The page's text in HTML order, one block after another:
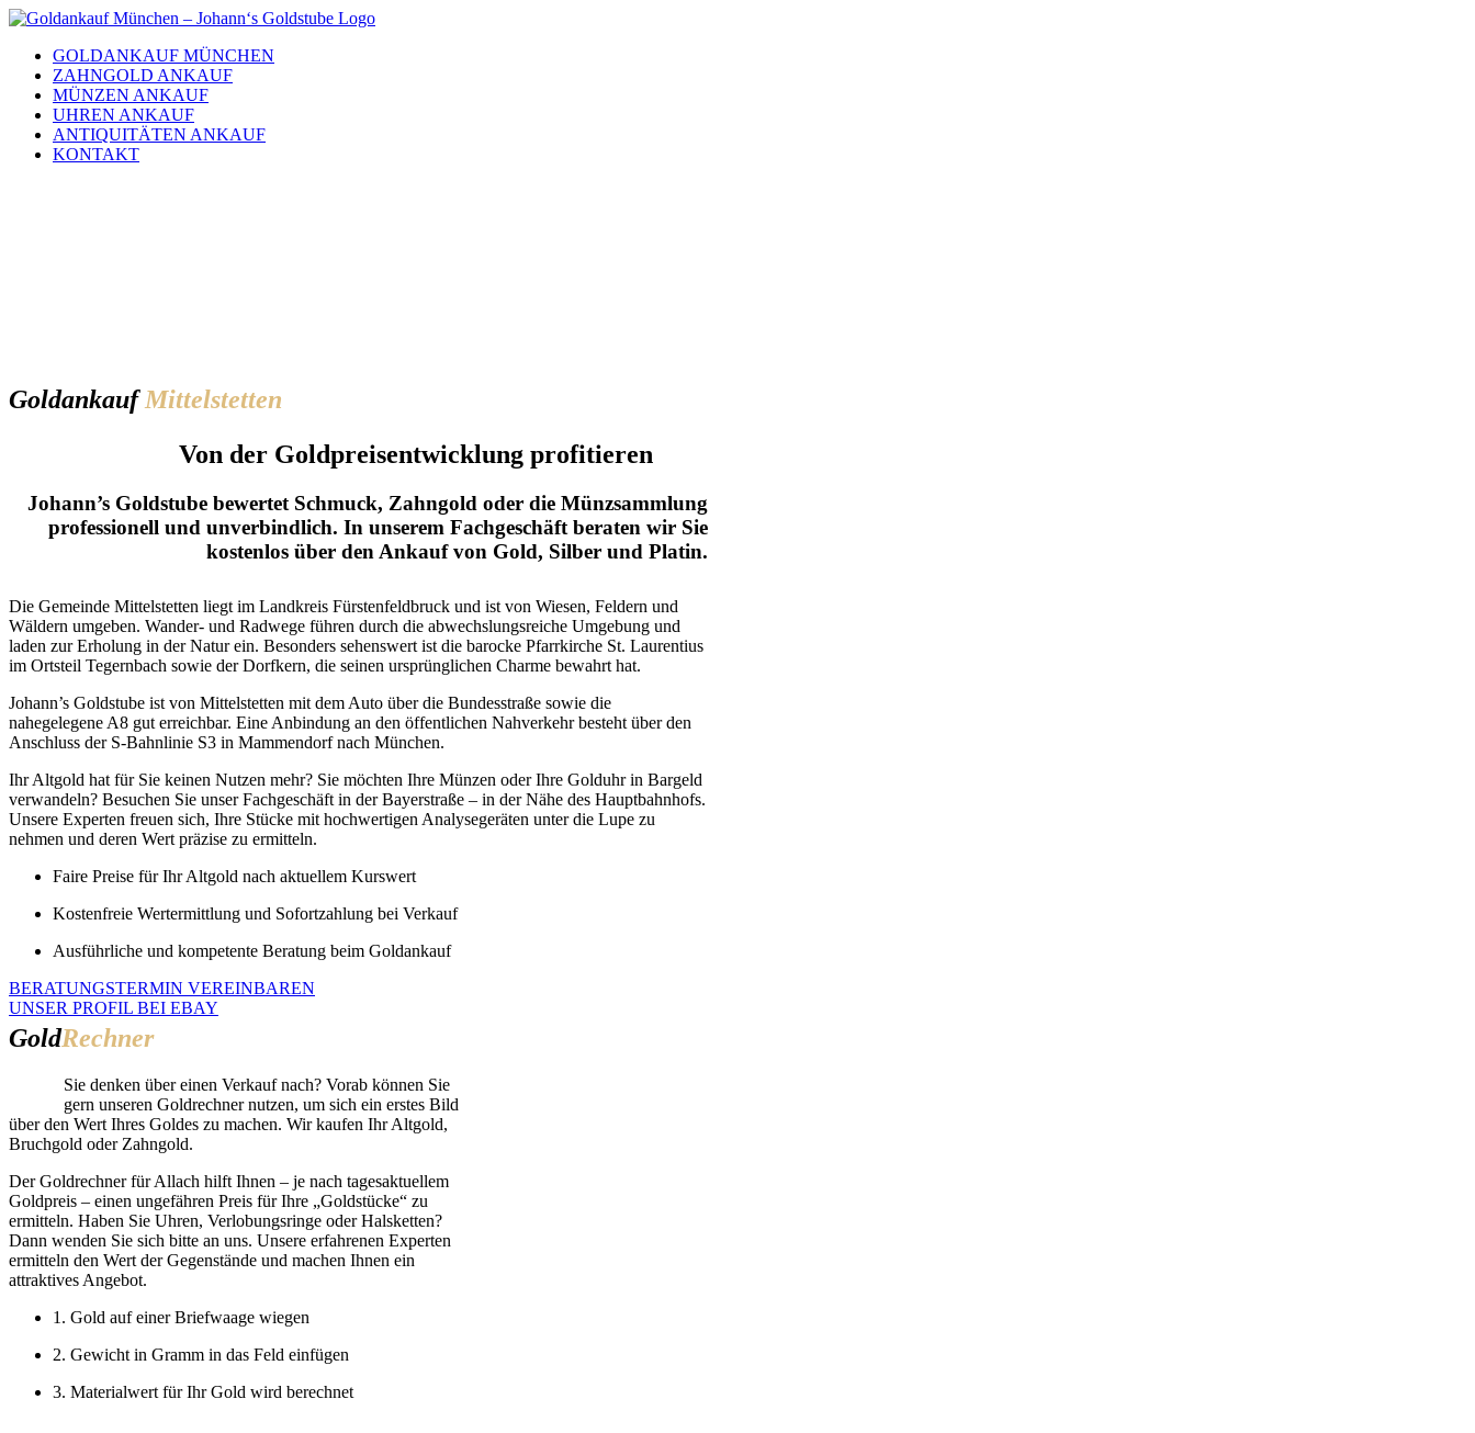
Skip
contentGOLDANKAUF MÜNCHEN
ZAHNGOLD ANKAUF
MÜNZEN ANKAUF
UHREN ANKAUF
ANTIQUITÄTEN ANKAUF
KONTAKT
Gold­ankaufMittelstetten
Von der Goldpreisentwicklung profitieren
Johann’s Goldstube bewertet Schmuck, Zahngold oder die Münzsammlung
professionell und unverbindlich. In unserem Fachgeschäft beraten wir Sie
kostenlos über den Ankauf von Gold, Silber und Platin.
Die Gemeinde Mittelstetten liegt im Landkreis Fürstenfeldbruck und ist von Wiesen, Feldern und
Wäldern umgeben. Wander- und Radwege führen durch die abwechslungsreiche Umgebung und
laden zur Erholung in der Natur ein. Besonders sehenswert ist die barocke Pfarrkirche St. Laurentius
im Ortsteil Tegernbach sowie der Dorfkern, die seinen ursprünglichen Charme bewahrt hat.
Johann’s Goldstube ist von Mittelstetten mit dem Auto über die Bundesstraße sowie die
nahegelegene A8 gut erreichbar. Eine Anbindung an den öffentlichen Nahverkehr besteht über den
Anschluss der S-Bahnlinie S3 in Mammendorf nach München.
Ihr Altgold hat für Sie keinen Nutzen mehr? Sie möchten Ihre Münzen oder Ihre Golduhr in Bargeld
verwandeln? Besuchen Sie unser Fachgeschäft in der Bayerstraße – in der Nähe des Hauptbahnhofs.
Unsere Experten freuen sich, Ihre Stücke mit hochwertigen Analysegeräten unter die Lupe zu
nehmen und deren Wert präzise zu ermitteln.
Faire Preise für Ihr Altgold nach aktuellem Kurswert
Kostenfreie Wertermittlung und Sofortzahlung bei Verkauf
Ausführliche und kompetente Beratung beim Goldankauf
BERATUNGSTERMIN VEREINBAREN
UNSER PROFIL BEI EBAY
GoldRechner
Sie denken über einen Verkauf nach? Vorab können Sie
gern unseren Goldrechner nutzen, um sich ein erstes Bild
über den Wert Ihres Goldes zu machen. Wir kaufen Ihr Altgold,
Bruchgold oder Zahngold.
Der Goldrechner für Allach hilft Ihnen – je nach tagesaktuellem
Goldpreis – einen ungefähren Preis für Ihre „Goldstücke“ zu
ermitteln. Haben Sie Uhren, Verlobungsringe oder Halsketten?
Dann wenden Sie sich bitte an uns. Unsere erfahrenen Experten
ermitteln den Wert der Gegenstände und machen Ihnen ein
attraktives Angebot.
1. Gold auf einer Briefwaage wiegen
2. Gewicht in Gramm in das Feld einfügen
3. Materialwert für Ihr Gold wird berechnet